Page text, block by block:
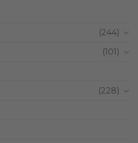
(244)
(101)
(228)